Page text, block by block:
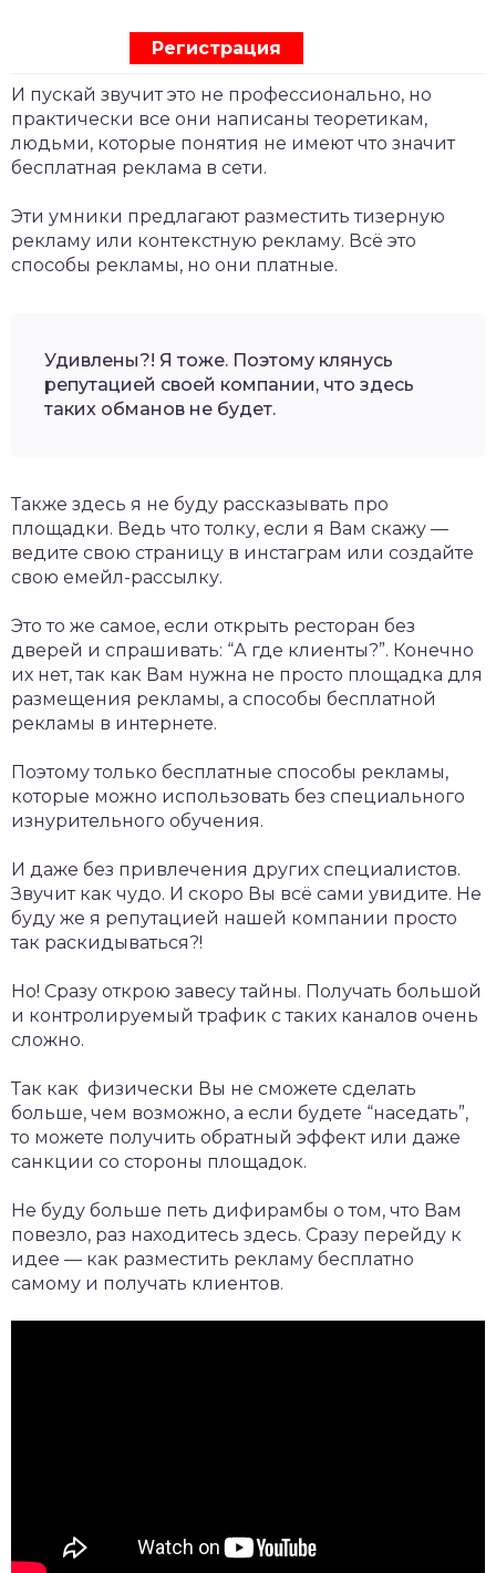
Регистрация
И пускай звучит это не профессионально, но
практически все они написаны теоретикам,
людьми, которые понятия не имеют что значит
бесплатная реклама в сети.
Эти умники предлагают разместить тизерную
рекламу или контекстную рекламу. Всё это
способы рекламы, но они платные.
Удивлены?! Я тоже. Поэтому клянусь
репутацией своей компании, что здесь
таких обманов не будет.
Также здесь я не буду рассказывать про
площадки. Ведь что толку, если я Вам скажу —
ведите свою страницу в инстаграм или создайте
свою емейл-рассылку.
Это то же самое, если открыть ресторан без
дверей и спрашивать: “А где клиенты?”. Конечно
их нет, так как Вам нужна не просто площадка для
размещения рекламы, а способы бесплатной
рекламы в интернете.
Поэтому только бесплатные способы рекламы,
которые можно использовать без специального
изнурительного обучения.
И даже без привлечения других специалистов.
Звучит как чудо. И скоро Вы всё сами увидите. Не
буду же я репутацией нашей компании просто
так раскидываться?!
Но! Сразу открою завесу тайны. Получать большой
и контролируемый трафик с таких каналов очень
сложно.
Так как физически Вы не сможете сделать
больше, чем возможно, а если будете “наседать”,
то можете получить обратный эффект или даже
санкции со стороны площадок.
Не буду больше петь дифирамбы о том, что Вам
повезло, раз находитесь здесь. Сразу перейду к
идее — как разместить рекламу бесплатно
самому и получать клиентов.